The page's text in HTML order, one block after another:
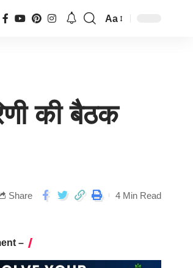
Aa
की बैठक
Share 4 Min Read
–